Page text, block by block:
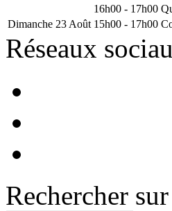
16h00 - 17h00
Dimanche 23 Août 15h00 - 17h00
Réseaux
Rechercher